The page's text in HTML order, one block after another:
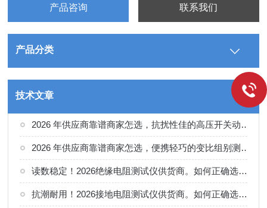
产品咨询 联系我们
产品分类
技术文章
2026 年供应商靠谱商家怎选，抗扰性佳的高压开关动特性测试仪供应商甄别
2026 年供应商靠谱商家怎选，便携轻巧的变比组别测试仪选购指南
读数稳定！2026绝缘电阻测试仪供货商。如何正确选择适合的厂家
抗潮耐用！2026接地电阻测试仪供货商。如何正确选择适合的厂家